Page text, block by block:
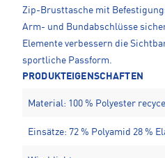
Zip-Brusttasche mit
Arm- und Bundabschlüsse
Elemente verbessern die
sportliche Passform.
PRODUKTEIGENSCHAFTEN
Material: 100 % Polyester
Einsätze: 72 % Polyamid 28 %